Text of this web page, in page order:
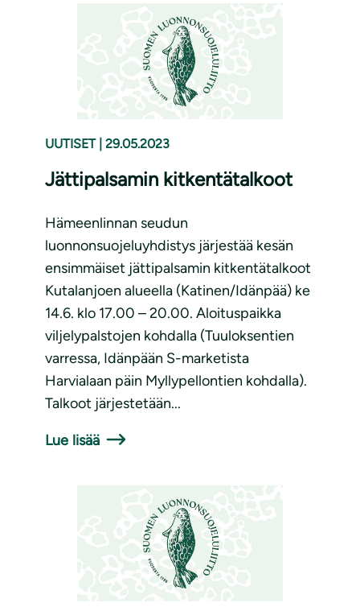
UUTISET 29.05.2023
Jättipalsamin kitkentätalkoot
Hämeenlinnan seudun
luonnonsuojeluyhdistys järjestää kesän
ensimmäiset jättipalsamin kitkentätalkoot
Kutalanjoen alueella (Katinen/Idänpää) ke
14.6. klo 17.00 – 20.00. Aloituspaikka
viljelypalstojen kohdalla (Tuuloksentien
varressa, Idänpään S-marketista
Harvialaan päin Myllypellontien kohdalla).
Talkoot järjestetään...
Lue lisää